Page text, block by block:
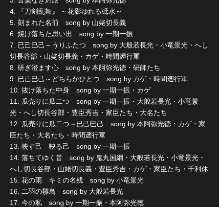
4. 『刀剣乱舞』 ～花影ゆれる砥水～
5. 刻まれた名前 song by 山姥切長義
6. 焼け落ちた思い出 song by 一期一振
7. 已己巳己～うりふたつ song by 大般若長光・小竜景光・へし
切長谷部・山姥切長義・カゲ・時間遡行軍
8. 研ぎ澄ます心 song by 本阿弥光徳・研師たち
9. 已己巳己～どちらかひとつ song by カゲ・時間遡行軍
10. 抜け落ちた中身 song by 一期一振・カゲ
11. 瓜売りに瓜二つ song by 一期一振・大般若長光・小竜景
光・へし切長谷部・豊臣秀吉・家臣たち・大名たち
12. 瓜売りに瓜二つ～已己巳己 song by 本阿弥光徳・カゲ・家
臣たち・大名たち・時間遡行軍
13. 映す己 映る己 song by 一期一振
14. 落ちてゆく音 song by 鬼丸国綱・大般若長光・小竜景光・
へし切長谷部・山姥切長義・豊臣秀吉・カゲ・家臣たち・千利休
15. 花の雨 キミの名残 song by 小竜景光
16. 二羽の雛鳥 song by 大般若長光
17. 今の私 song by 一期一振・本阿弥光徳